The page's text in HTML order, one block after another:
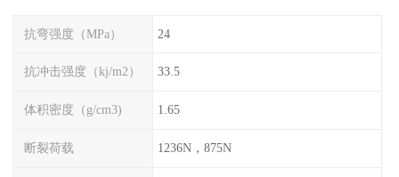
抗弯强度（MPa） 24
抗冲击强度（kj/m2） 33.5
体积密度（g/cm3) 1.65
断裂荷载 1236N，875N